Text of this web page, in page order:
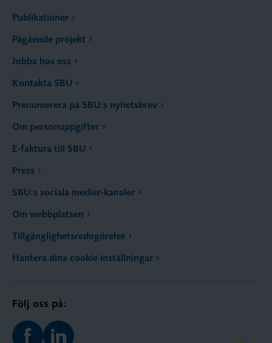
Publikationer
Pågående projekt
Jobba hos oss
Kontakta SBU
Prenumerera på SBU:s nyhetsbrev
Om personuppgifter
E-faktura till SBU
Press
SBU:s sociala medier-kanaler
Om webbplatsen
Tillgänglighetsredogörelse
Hantera dina cookie inställningar
Följ oss på: